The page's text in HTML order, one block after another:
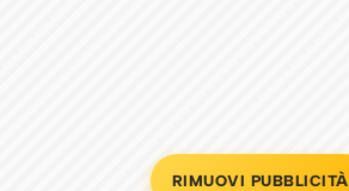
RIMUOVI PUBBLICITÀ